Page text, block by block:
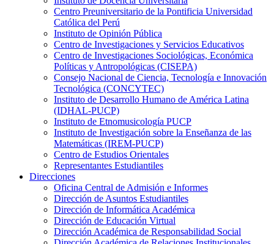
Centro Preuniversitario de la Pontificia Universidad
Católica del Perú
Instituto de Opinión Pública
Centro de Investigaciones y Servicios Educativos
Centro de Investigaciones Sociológicas, Económica
Políticas y Antropológicas (CISEPA)
Consejo Nacional de Ciencia, Tecnología e Innovación
Tecnológica (CONCYTEC)
Instituto de Desarrollo Humano de América Latina
(IDHAL-PUCP)
Instituto de Etnomusicología PUCP
Instituto de Investigación sobre la Enseñanza de las
Matemáticas (IREM-PUCP)
Centro de Estudios Orientales
Representantes Estudiantiles
Direcciones
Oficina Central de Admisión e Informes
Dirección de Asuntos Estudiantiles
Dirección de Informática Académica
Dirección de Educación Virtual
Dirección Académica de Responsabilidad Social